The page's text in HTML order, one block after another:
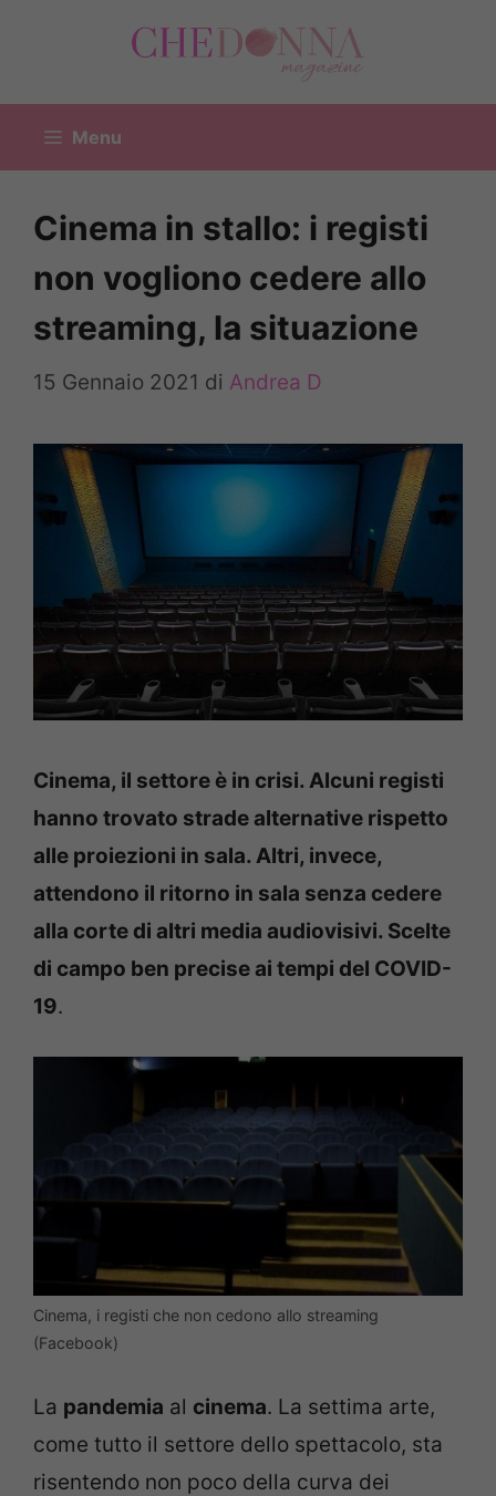
Menu
Cinema in stallo: i registi
non vogliono cedere allo
streaming, la situazione
15 Gennaio 2021 di Andrea D
Cinema, il settore è in crisi. Alcuni registi
hanno trovato strade alternative rispetto
alle proiezioni in sala. Altri, invece,
attendono il ritorno in sala senza cedere
alla corte di altri media audiovisivi. Scelte
di campo ben precise ai tempi del COVID-
19.
Cinema, i registi che non cedono allo streaming
(Facebook)
La pandemia al cinema. La settima arte,
come tutto il settore dello spettacolo, sta
risentendo non poco della curva dei